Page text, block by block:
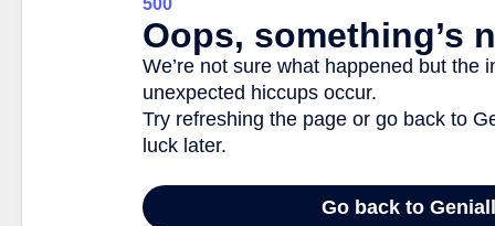
Marcações: Feira do livro ,2023-2024 ,Inglês